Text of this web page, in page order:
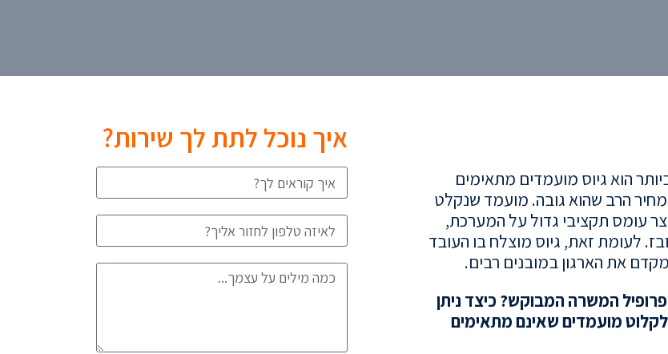
הוא גיוס מועמדים מתאימים
הרב שהוא גובה. מועמד שנקלט
עומס תקציבי גדול על המערכת,
לעומת זאת, גיוס מוצלח בו העובד
את הארגון במובנים רבים.
המשרה המבוקש? כיצד ניתן
מועמדים שאינם מתאימים
איך נוכל לתת לך שירות?